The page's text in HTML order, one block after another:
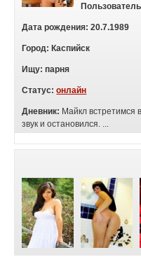
Дата рождения: 20.7.1989
Город: Каспийск
Ищу: парня
Статус:онлайн
Дневник: Майкл встретимся
звук и остановился. ...